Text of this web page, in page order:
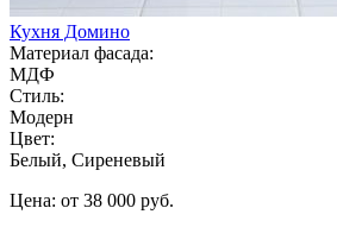
Кухня Домино
Материал фасада:
МДФ
Стиль:
Модерн
Цвет:
Белый, Сиреневый
Цена: от 38 000 руб.